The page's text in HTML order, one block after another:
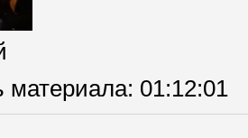
материала: 01:12:01